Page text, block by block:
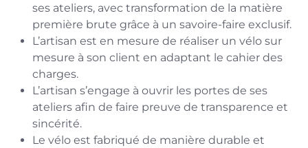
ses ateliers, avec transformation de la matière
première brute grâce à un savoire-faire exclusif.
L’artisan est en mesure de réaliser un vélo sur
mesure à son client en adaptant le cahier des
charges.
L’artisan s’engage à ouvrir les portes de ses
ateliers afin de faire preuve de transparence et
sincérité.
Le vélo est fabriqué de manière durable et